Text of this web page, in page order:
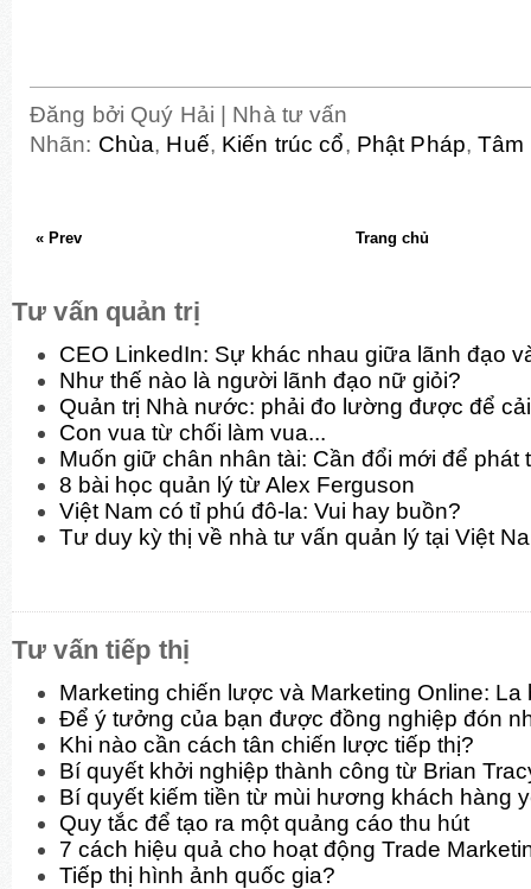
Đăng bởi Quý Hải | Nhà tư vấn
Nhãn: Chùa, Huế, Kiến trúc cổ, Phật Pháp,Tâm
« Prev Trang chủ
Tư vấn quản trị
CEO LinkedIn: Sự khác nhau giữa lãnh đạo
Như thế nào là người lãnh đạo nữ giỏi?
Quản trị Nhà nước: phải đo lường được để
Con vua từ chối làm vua...
Muốn giữ chân nhân tài: Cần đổi mới để phát
8 bài học quản lý từ Alex Ferguson
Việt Nam có tỉ phú đô-la: Vui hay buồn?
Tư duy kỳ thị về nhà tư vấn quản lý tại Việt
Tư vấn tiếp thị
Marketing chiến lược và Marketing Online: La
Để ý tưởng của bạn được đồng nghiệp đón
Khi nào cần cách tân chiến lược tiếp thị?
Bí quyết khởi nghiệp thành công từ Brian
Bí quyết kiếm tiền từ mùi hương khách hàng
Quy tắc để tạo ra một quảng cáo thu hút
7 cách hiệu quả cho hoạt động Trade
Tiếp thị hình ảnh quốc gia?